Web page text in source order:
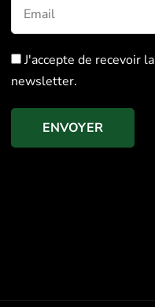
J'accepte de recevoir la
newsletter.
ENVOYER